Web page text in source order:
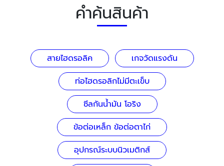
คำค้นสินค้า
สายไฮดรอลิค
เกจวัดแรงดัน
ท่อไฮดรอลิกไม่มีตะเข็บ
ซีลกันน้ำมัน โอริง
ข้อต่อเหล็ก ข้อต่อตาไก่
อุปกรณ์ระบบนิวเมติกส์